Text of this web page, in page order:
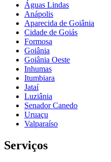
Águas Lindas
Anápolis
Aparecida de Goiânia
Cidade de Goiás
Formosa
Goiânia
Goiânia Oeste
Inhumas
Itumbiara
Jataí
Luziânia
Senador Canedo
Uruaçu
Valparaíso
Serviços